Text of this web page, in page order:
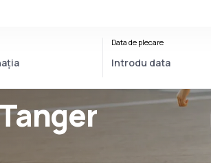
Data de plecare